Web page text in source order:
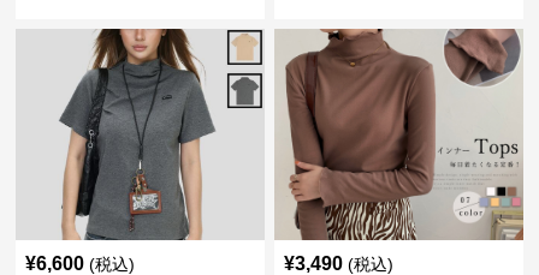
¥6,600 (税込) ¥3,490 (税込)